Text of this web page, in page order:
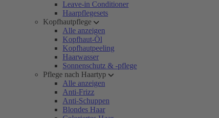
Leave-in Conditioner
Haarpflegesets
Kopfhautpflege
Alle anzeigen
Kopfhaut-Öl
Kopfhautpeeling
Haarwasser
Sonnenschutz & -pflege
Pflege nach Haartyp
Alle anzeigen
Anti-Frizz
Anti-Schuppen
Blondes Haar